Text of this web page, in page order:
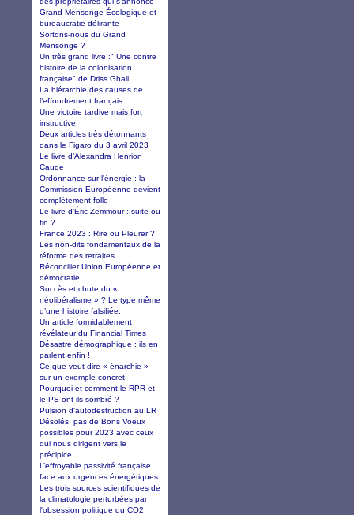
Grand Mensonge Écologique et
bureaucratie délirante
Sortons-nous du Grand
Mensonge ?
Un très grand livre :" Une contre
histoire de la colonisation
française" de Driss Ghali
La hiérarchie des causes de
l’effondrement français
Une victoire tardive mais fort
instructive
Deux articles très détonnants
dans le Figaro du 3 avril 2023
Le livre d’Alexandra Henrion
Caude
Ordonnance sur l'énergie : la
Commission Européenne devient
complètement folle
Le livre d’Éric Zemmour : suite ou
fin ?
France 2023 : Rire ou Pleurer ?
Les non-dits fondamentaux de la
réforme des retraites
Réconcilier Union Européenne et
démocratie
Succès et chute du «
néolibéralisme » ? Le type même
d’une histoire falsifiée.
Un article formidablement
révélateur du Financial Times
Désastre démographique : ils en
parlent enfin !
Ce que veut dire « énarchie »
sur un exemple concret
Pourquoi et comment le RPR et
le PS ont-ils sombré ?
Pulsion d'autodestruction au LR
Désolés, pas de Bons Voeux
possibles pour 2023 avec ceux
qui nous dirigent vers le
précipice.
L’effroyable passivité française
face aux urgences énergétiques
Les trois sources scientifiques de
la climatologie perturbées par
l'obsession politique du CO2